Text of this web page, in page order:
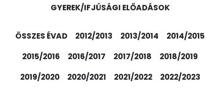
GYEREK/IFJÚSÁGI ELŐADÁSOK
ÖSSZES ÉVAD 2012/2013 2013/2014
2014/2015
2015/2016
2016/2017 2017/2018
2018/2019
2019/2020
2020/2021 2021/2022
2022/2023